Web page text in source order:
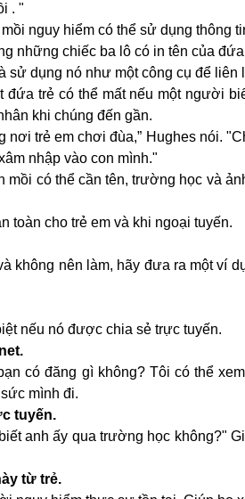
. "
nguy hiểm có thể sử dụng thông
những chiếc ba lô có in tên của
sử dụng nó như một công cụ để liên
đứa trẻ có thể mất nếu một người
khi chúng đến gần.
nơi trẻ em chơi đùa,” Hughes nói.
nhập vào con mình."
mồi có thể cần tên, trường học và
toàn cho trẻ em và khi ngoại tuyến.
không nên làm, hãy đưa ra một ví
nếu nó được chia sẻ trực tuyến.
có đăng gì không? Tôi có thể
mình đi.
tuyến.
anh ấy qua trường học không?"
từ trẻ.